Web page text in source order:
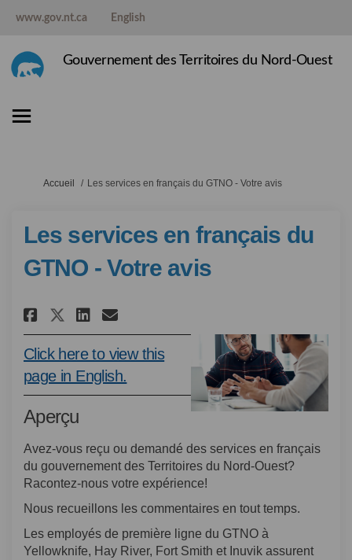
www.gov.nt.ca English
Gouvernement des Territoires du Nord-Ouest
Vous êtes ici:
Accueil Les services en français du GTNO - Votre avis
Les services en français du
GTNO - Votre avis
Partager Les services en
Partager Les services en
Partager Les services en
Courriel Les services
Click here to view this
page in English. (Liens externes)
Aperçu
Avez-vous reçu ou demandé des services en français
du gouvernement des Territoires du Nord-Ouest?
Racontez-nous votre expérience!
Nous recueillons les commentaires en tout temps.
Les employés de première ligne du GTNO à
Yellowknife, Hay River, Fort Smith et Inuvik assurent